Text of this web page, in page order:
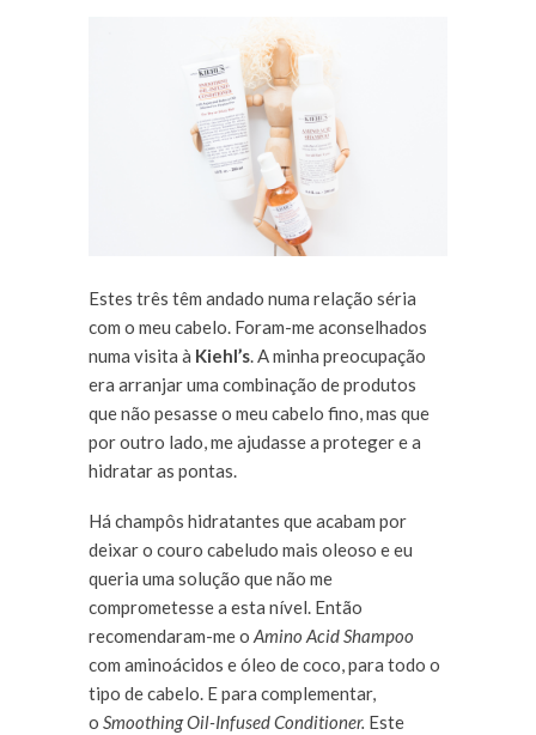
Estes três têm andado numa relação séria
com o meu cabelo. Foram-me aconselhados
numa visita à Kiehl’s. A minha preocupação
era arranjar uma combinação de produtos
que não pesasse o meu cabelo fino, mas que
por outro lado, me ajudasse a proteger e a
hidratar as pontas.
Há champôs hidratantes que acabam por
deixar o couro cabeludo mais oleoso e eu
queria uma solução que não me
comprometesse a esta nível. Então
recomendaram-me o Amino Acid Shampoo
com aminoácidos e óleo de coco, para todo o
tipo de cabelo. E para complementar,
o Smoothing Oil-Infused Conditioner. Este